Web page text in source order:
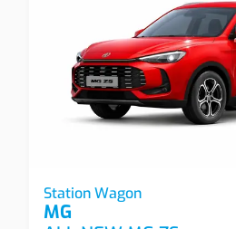
Mg All New Mg Zs All New
Station Wagon
Station Wagon
MG